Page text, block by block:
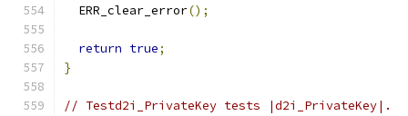
  ERR_clear_error
();
return true;
}
// Testd2i_PrivateKey tests |d2i_PrivateKey|.